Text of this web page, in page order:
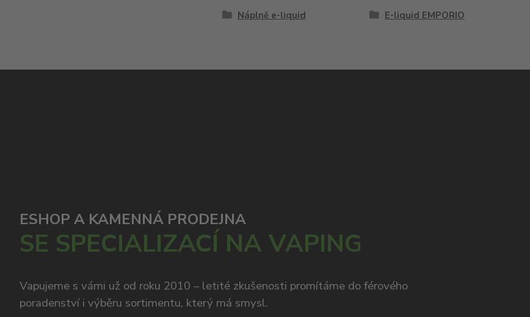
Náplně e-liquid E-liquid EMPORIO
ESHOP A KAMENNÁ PRODEJNA
SE SPECIALIZACÍ NA VAPING
Vapujeme s vámi už od roku 2010 – letité zkušenosti promítáme do férového
poradenství i výběru sortimentu, který má smysl.